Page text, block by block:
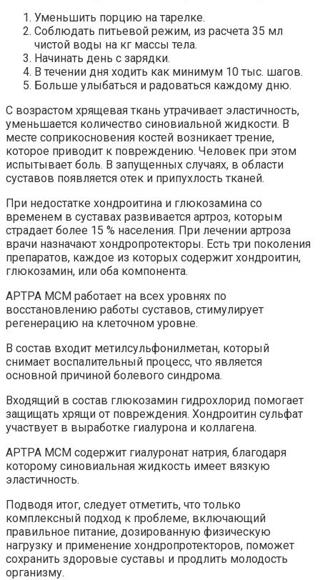
Уменьшить порцию на тарелке.
Соблюдать питьевой режим, из расчета 35 мл
чистой воды на кг массы тела.
Начинать день с зарядки.
В течении дня ходить как минимум 10 тыс. шагов.
Больше улыбаться и радоваться каждому дню.
С возрастом хрящевая ткань утрачивает эластичность,
уменьшается количество синовиальной жидкости. В
месте соприкосновения костей возникает трение,
которое приводит к повреждению. Человек при этом
испытывает боль. В запущенных случаях, в области
суставов появляется отек и припухлость тканей.
При недостатке хондроитина и глюкозамина со
временем в суставах развивается артроз, которым
страдает более 15 % населения. При лечении артроза
врачи назначают хондропротекторы. Есть три поколения
препаратов, каждое из которых содержит хондроитин,
глюкозамин, или оба компонента.
АРТРА МСМ работает на всех уровнях по
восстановлению работы суставов, стимулирует
регенерацию на клеточном уровне.
В состав входит метилсульфонилметан, который
снимает воспалительный процесс, что является
основной причиной болевого синдрома.
Входящий в состав глюкозамин гидрохлорид помогает
защищать хрящи от повреждения. Хондроитин сульфат
участвует в выработке гиалурона и коллагена.
АРТРА МСМ содержит гиалуронат натрия, благодаря
которому синовиальная жидкость имеет вязкую
эластичность.
Подводя итог, следует отметить, что только
комплексный подход к проблеме, включающий
правильное питание, дозированную физическую
нагрузку и применение хондропротекторов, поможет
сохранить здоровые суставы и продлить молодость
организму.